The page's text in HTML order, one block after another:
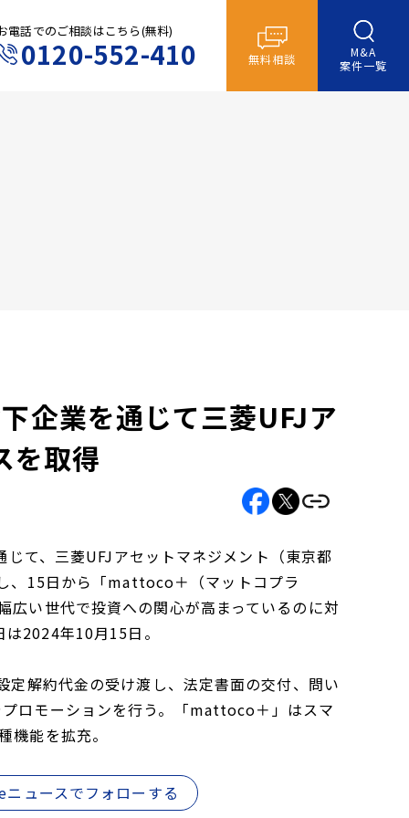
電話でのご相談はこちら(無料)
0120-552-410 無料相談
M&A
案件一覧
企業を通じて三菱UFJア
を取得
て、三菱UFJアセットマネジメント（東京都
、15日から「mattoco＋（マットコプラ
い世代で投資への関心が高まっているのに対
2024年10月15日。
解約代金の受け渡し、法定書面の交付、問い
ロモーションを行う。「mattoco＋」はスマ
能を拡充。
ュースでフォローする